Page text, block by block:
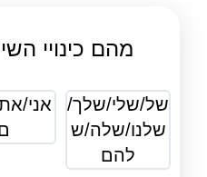
מהם כינויי
של/שלי/שלך/
שלנו/שלה/ש
להם
אני/